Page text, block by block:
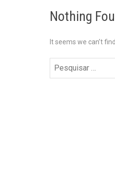
Nothing
It seems we can’t
por: